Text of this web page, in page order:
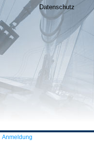
Datenschutz
Anmeldung